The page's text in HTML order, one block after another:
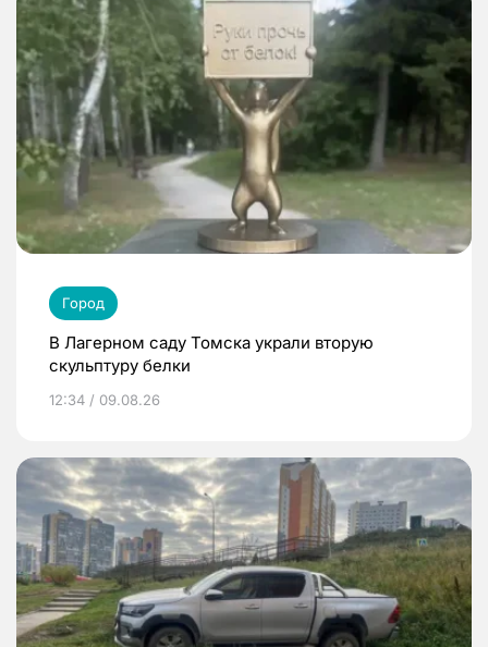
Город
В Лагерном саду Томска украли вторую
скульптуру белки
12:34 / 09.08.26